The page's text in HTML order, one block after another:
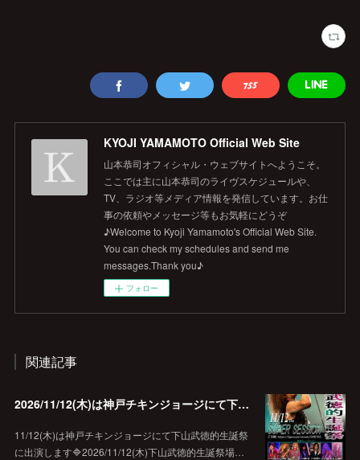
KYOJI YAMAMOTO Official Web Site
山本恭司オフィシャル・ウェブサイトへようこそ。
ここでは主に山本恭司のライヴスケジュールや、
TV、ラジオ等メディア情報を発信しています。お仕
事の依頼やメッセージ等もお気軽にどうぞ
♪Welcome to Kyoji Yamamoto's Official Web Site.
You can check my schedules and send me
messages.Thank you♪
フォロー
関連記事
2026/11/12(木)は神戸チキンジョージにて下山武徳的生誕祭に出演します♪
11/12(木)は神戸チキンジョージにて下山武徳的生誕祭
に出演します🔷2026/11/12(木)下山武徳的生誕祭場…